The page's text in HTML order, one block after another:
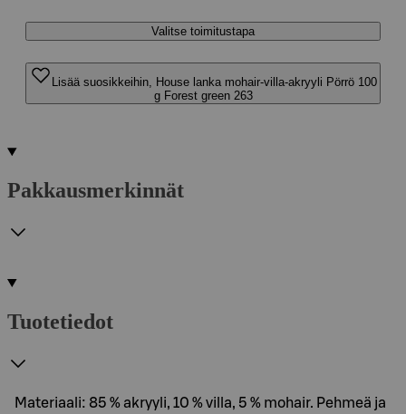
Valitse toimitustapa
Lisää suosikkeihin, House lanka mohair-villa-akryyli Pörrö 100
g Forest green 263
Pakkausmerkinnät
Tuotetiedot
Materiaali: 85 % akryyli, 10 % villa, 5 % mohair. Pehmeä ja